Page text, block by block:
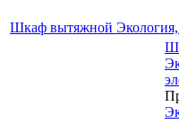
Шкаф вытяжной Экология,